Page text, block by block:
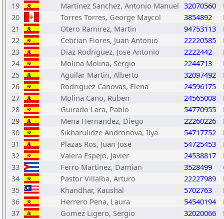
19
Martinez Sanchez, Antonio Manuel 32070560
20
Torres Torres, George Maycol 3854892
21
Otero Ramirez, Martin 94753113
22
Cebrian Flores, Juan Antonio 22220585
23
Diaz Rodriguez, Jose Antonio 2222442
24
Molina Molina, Sergio 2244713
25
Aguilar Martin, Alberto 32097492
26
Rodriguez Canovas, Elena 24596175
27
Molina Cano, Ruben 24565008
28
Guirado Lara, Pablo 54770955
29
Mena Hernandez, Diego 22260226
30
Sikharulidze Andronova, Ilya 54717752
31
Plazas Ros, Juan Jose 54725453
32
Valera Espejo, Javier 24538817
33
Ferro Martinez, Damian 3528499
34
Pastor Villalba, Arturo 22227989
35
Khandhar, Kaushal 5702763
36
Herrero Pena, Laura 54540194
37
Gomez Ligero, Sergio 32020066